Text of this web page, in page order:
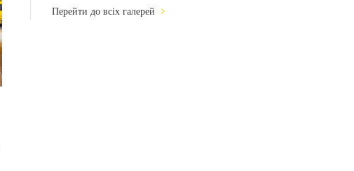
Перейти до всіх галерей